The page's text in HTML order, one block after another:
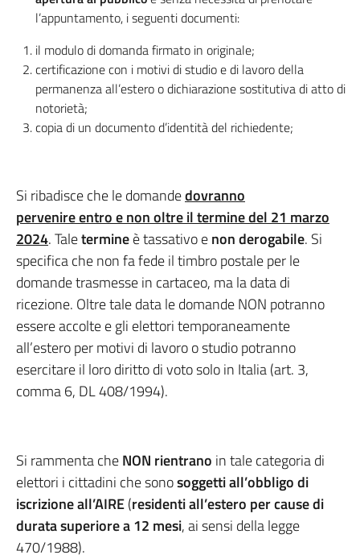
l’appuntamento, i seguenti documenti:
il modulo di domanda firmato in originale;
certificazione con i motivi di studio e di lavoro della
permanenza all’estero o dichiarazione sostitutiva di atto di
notorietà;
copia di un documento d’identità del richiedente;
Si ribadisce che le domandedovranno
pervenire entro e non oltre il termine del 21 marzo
2024. Taletermineè tassativo enon derogabile. Si
specifica che non fa fede il timbro postale per le
domande trasmesse in cartaceo, ma la data di
ricezione. Oltre tale data le domande NON potranno
essere accolte e gli elettori temporaneamente
all’estero per motivi di lavoro o studio potranno
esercitare il loro diritto di voto solo in Italia (art. 3,
comma 6, DL 408/1994).
Si rammenta cheNON rientrano in tale categoria di
elettori i cittadini che sonosoggetti all’obbligo di
iscrizione all’AIRE(residentiall’estero per cause di
durata superiore a 12 mesi, ai sensi della legge
470/1988).